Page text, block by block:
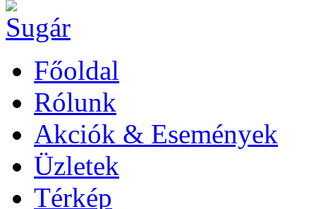
Főoldal
Rólunk
Akciók & Események
Üzletek
Térkép